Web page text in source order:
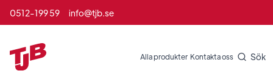
0512-199 59 info@tjb.se
Alla produkter Kontakta oss Sök